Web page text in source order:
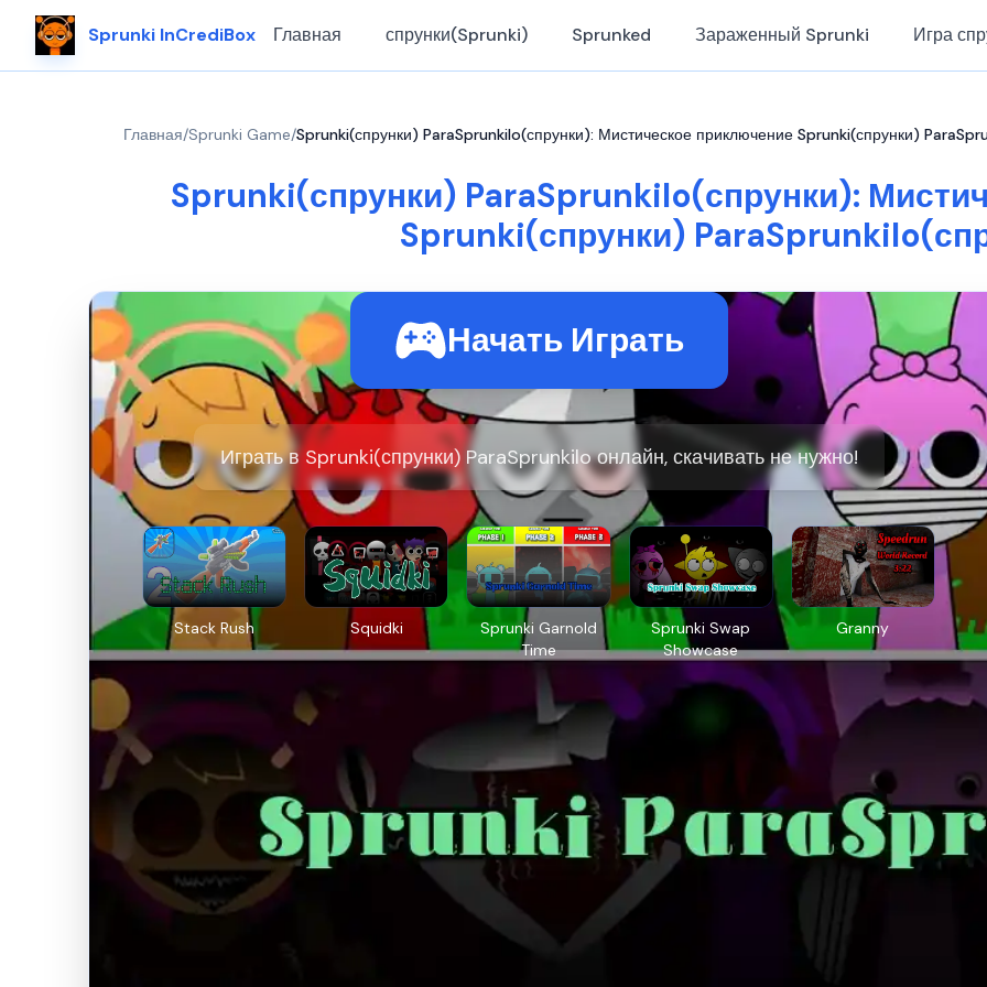
Sprunki InCrediBox Главная спрунки(Sprunki) Sprunked Зараженный Sprunki Игра
Главная/Sprunki Game/Sprunki(спрунки) ParaSprunkilo(спрунки): Мистическое приключение Sprunki(спрунки)
Sprunki(спрунки) ParaSprunkilo(спрунки):
Sprunki(спрунки)
Начать Играть
Играть в Sprunki(спрунки) ParaSprunkilo онлайн, скачивать не нужно!
Stack Rush Squidki
Sprunki Garnold
Time
Sprunki Swap
Showcase
Granny